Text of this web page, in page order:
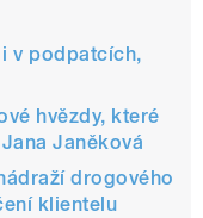
v podpatcích,
hvězdy, které
Janěková
drogového
klientelu